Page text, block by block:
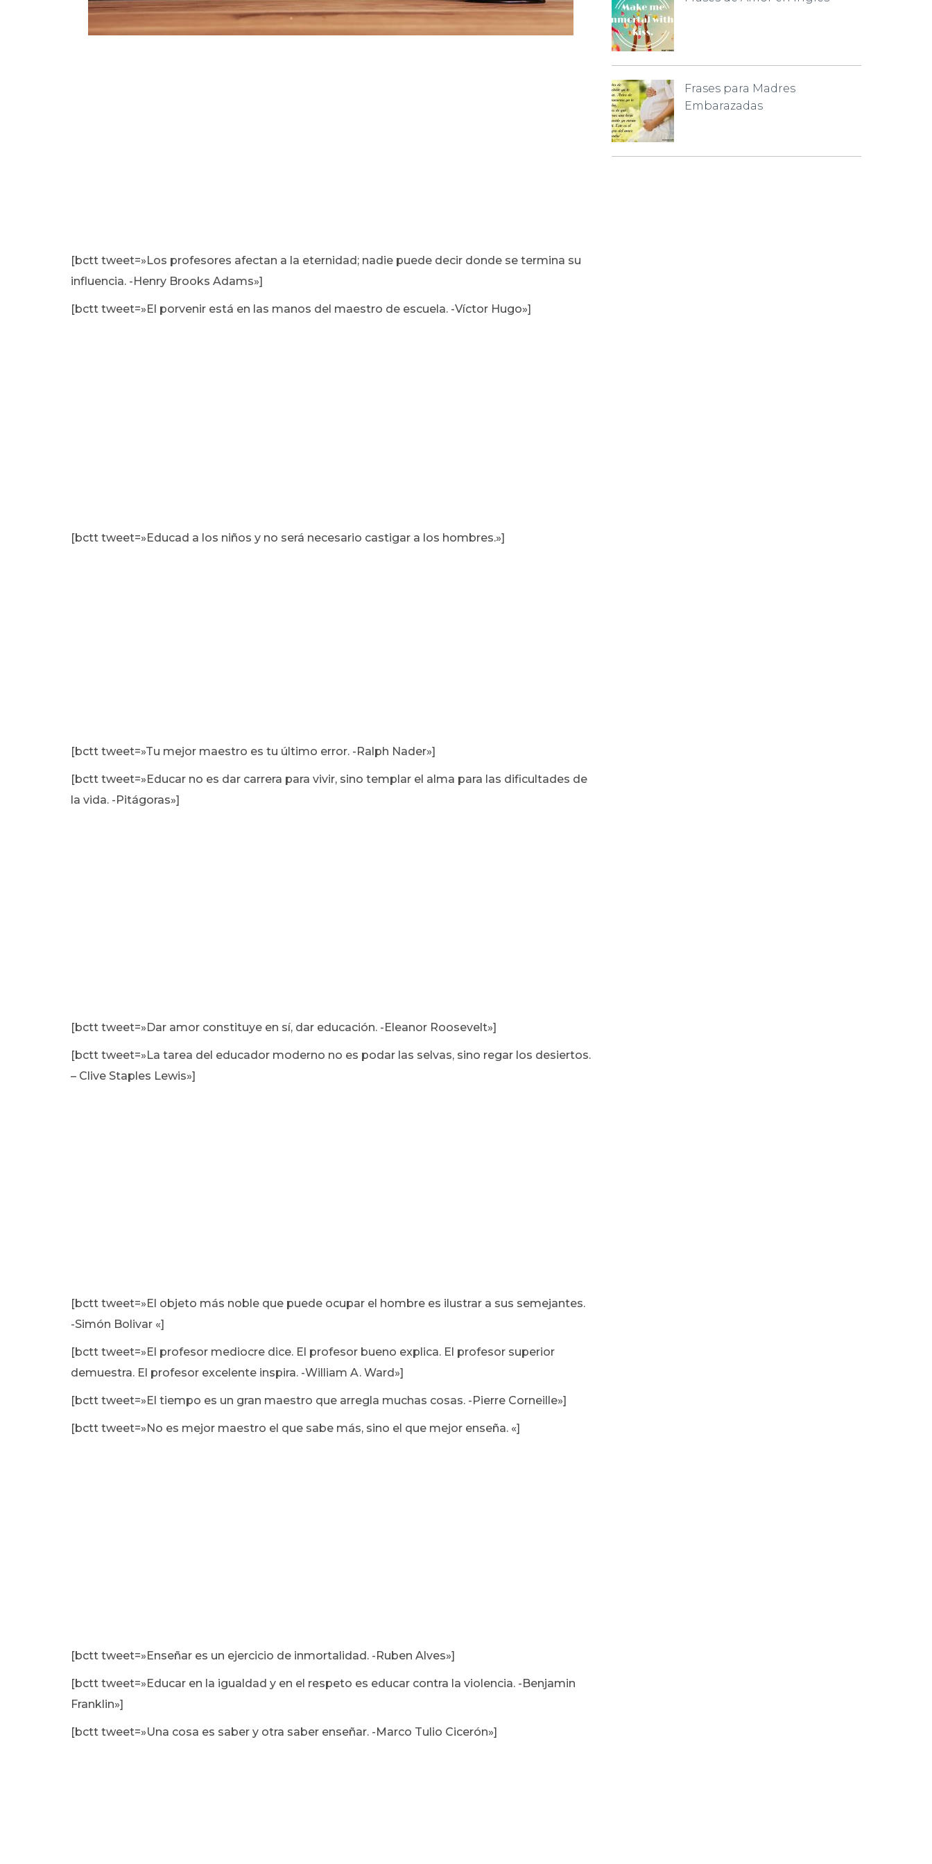
[bctt tweet=»Los profesores afectan a la eternidad; nadie puede decir donde se termina su
influencia. -Henry Brooks Adams»]
[bctt tweet=»El porvenir está en las manos del maestro de escuela. -Víctor Hugo»]
[bctt tweet=»Educad a los niños y no será necesario castigar a los hombres.»]
[bctt tweet=»Tu mejor maestro es tu último error. -Ralph Nader»]
[bctt tweet=»Educar no es dar carrera para vivir, sino templar el alma para las dificultades de
la vida. -Pitágoras»]
[bctt tweet=»Dar amor constituye en sí, dar educación. -Eleanor Roosevelt»]
[bctt tweet=»La tarea del educador moderno no es podar las selvas, sino regar los desiertos.
– Clive Staples Lewis»]
[bctt tweet=»El objeto más noble que puede ocupar el hombre es ilustrar a sus semejantes.
-Simón Bolivar «]
[bctt tweet=»El profesor mediocre dice. El profesor bueno explica. El profesor superior
demuestra. El profesor excelente inspira. -William A. Ward»]
[bctt tweet=»El tiempo es un gran maestro que arregla muchas cosas. -Pierre Corneille»]
[bctt tweet=»No es mejor maestro el que sabe más, sino el que mejor enseña. «]
[bctt tweet=»Enseñar es un ejercicio de inmortalidad. -Ruben Alves»]
[bctt tweet=»Educar en la igualdad y en el respeto es educar contra la violencia. -Benjamin
Franklin»]
[bctt tweet=»Una cosa es saber y otra saber enseñar. -Marco Tulio Cicerón»]
Frases para Madres
Embarazadas